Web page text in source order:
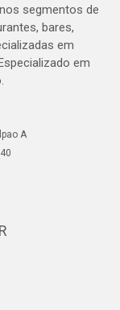
segmentos de
bares,
em
em
A